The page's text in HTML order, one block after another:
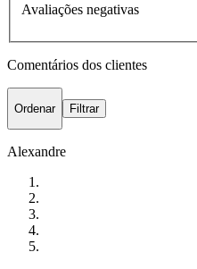
Avaliações negativas
Comentários dos clientes
Ordenar Filtrar
Alexandre